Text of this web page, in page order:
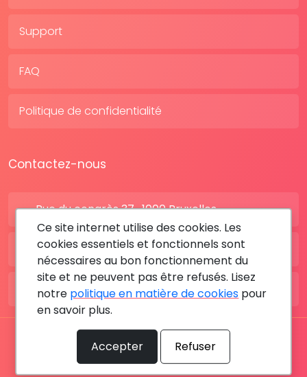
Support
FAQ
Politique de confidentialité
Contactez-nous
Rue du congrès 37 , 1000 Bruxelles
BE: +32 28080227
FR: +33 183642895
Tous les droits sont réservés © 2026 RDV MÉDICAL By
MediaSatCom
Ce site internet utilise des cookies. Les
cookies essentiels et fonctionnels sont
nécessaires au bon fonctionnement du
site et ne peuvent pas être refusés. Lisez
notre politique en matière de cookies pour
en savoir plus.
Accepter Refuser